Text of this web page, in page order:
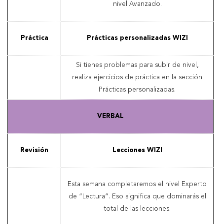
nivel Avanzado.
Práctica Prácticas personalizadas WIZI
Si tienes problemas para subir de nivel,
realiza ejercicios de práctica en la sección
Prácticas personalizadas.
VERBAL
Revisión Lecciones WIZI
Esta semana completaremos el nivel Experto
de “Lectura”. Eso significa que dominarás el
total de las lecciones.